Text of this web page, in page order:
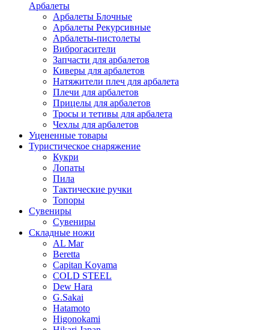
Арбалеты
Арбалеты Блочные
Арбалеты Рекурсивные
Арбалеты-пистолеты
Виброгасители
Запчасти для арбалетов
Киверы для арбалетов
Натяжители плеч для арбалета
Плечи для арбалетов
Прицелы для арбалетов
Тросы и тетивы для арбалета
Чехлы для арбалетов
Уцененные товары
Туристическое снаряжение
Кукри
Лопаты
Пила
Тактические ручки
Топоры
Сувениры
Сувениры
Складные ножи
AL Mar
Beretta
Capitan Koyama
COLD STEEL
Dew Hara
G.Sakai
Hatamoto
Higonokami